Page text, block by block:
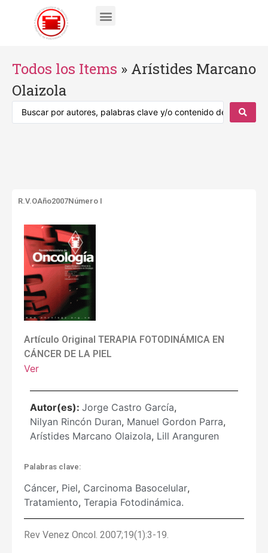
Todos los Items » Arístides Marcano
Olaizola
R.V.OAño2007Número I
Artículo Original TERAPIA FOTODINÁMICA EN
CÁNCER DE LA PIEL
Ver
Autor(es): Jorge Castro García,
Nilyan Rincón Duran, Manuel Gordon Parra,
Arístides Marcano Olaizola, Lill Aranguren
Palabras clave:
Cáncer, Piel, Carcinoma Basocelular,
Tratamiento, Terapia Fotodinámica.
Rev Venez Oncol. 2007;19(1):3-19.